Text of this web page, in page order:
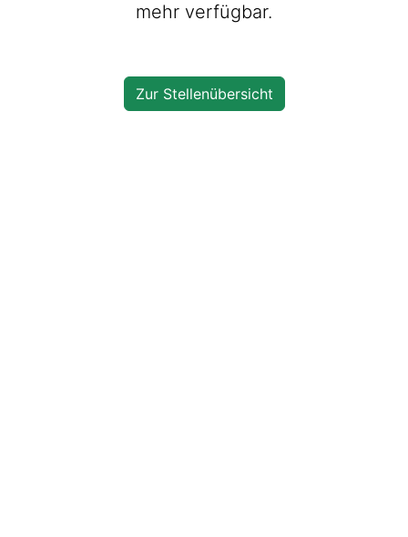
mehr verfügbar.
Zur Stellenübersicht